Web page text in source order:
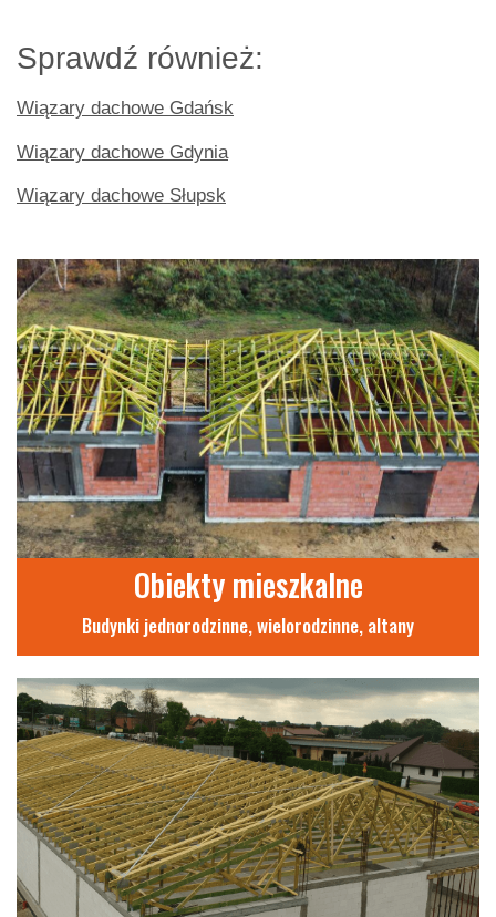
Sprawdź również:
Wiązary dachowe Gdańsk
Wiązary dachowe Gdynia
Wiązary dachowe Słupsk
Obiekty mieszkalne
Budynki jednorodzinne, wielorodzinne, altany